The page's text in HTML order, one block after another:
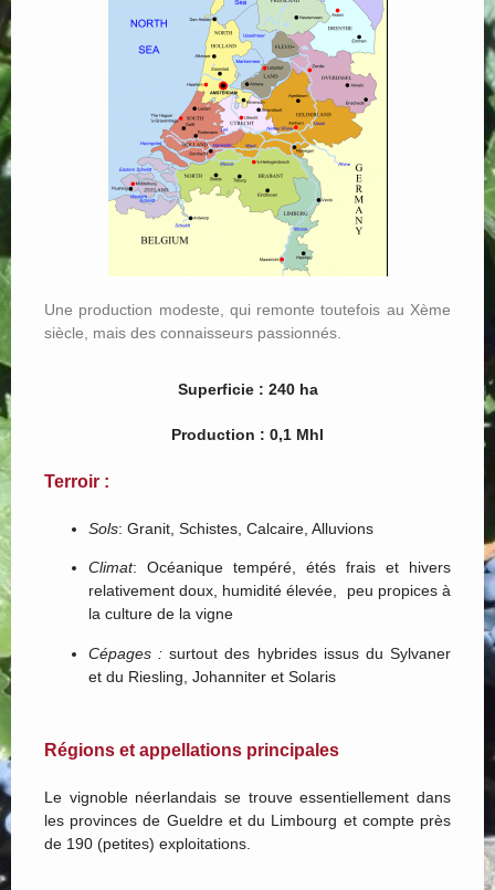
Une production modeste, qui remonte toutefois au Xème
siècle, mais des connaisseurs passionnés.
Superficie : 240 ha
Production : 0,1 Mhl
Terroir :
Sols: Granit, Schistes, Calcaire, Alluvions
Climat: Océanique tempéré, étés frais et hivers
relativement doux, humidité élevée, peu propices à
la culture de la vigne
Cépages :surtout des hybrides issus du Sylvaner
et du Riesling, Johanniter et Solaris
Régions et appellations principales
Le vignoble néerlandais se trouve essentiellement dans
les provinces de Gueldre et du Limbourg et compte près
de 190 (petites) exploitations.